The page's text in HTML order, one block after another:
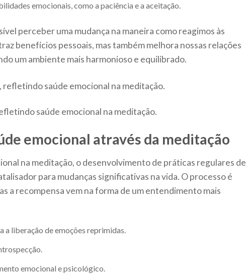
emocionais, como a paciência e a aceitação.
perceber uma mudança na maneira como reagimos às
benefícios pessoais, mas também melhora nossas relações
um ambiente mais harmonioso e equilibrado.
saúde emocional na meditação.
emocional através da meditação
na meditação, o desenvolvimento de práticas regulares de
para mudanças significativas na vida. O processo é
a recompensa vem na forma de um entendimento mais
a liberação de emoções reprimidas.
emocional e psicológico.